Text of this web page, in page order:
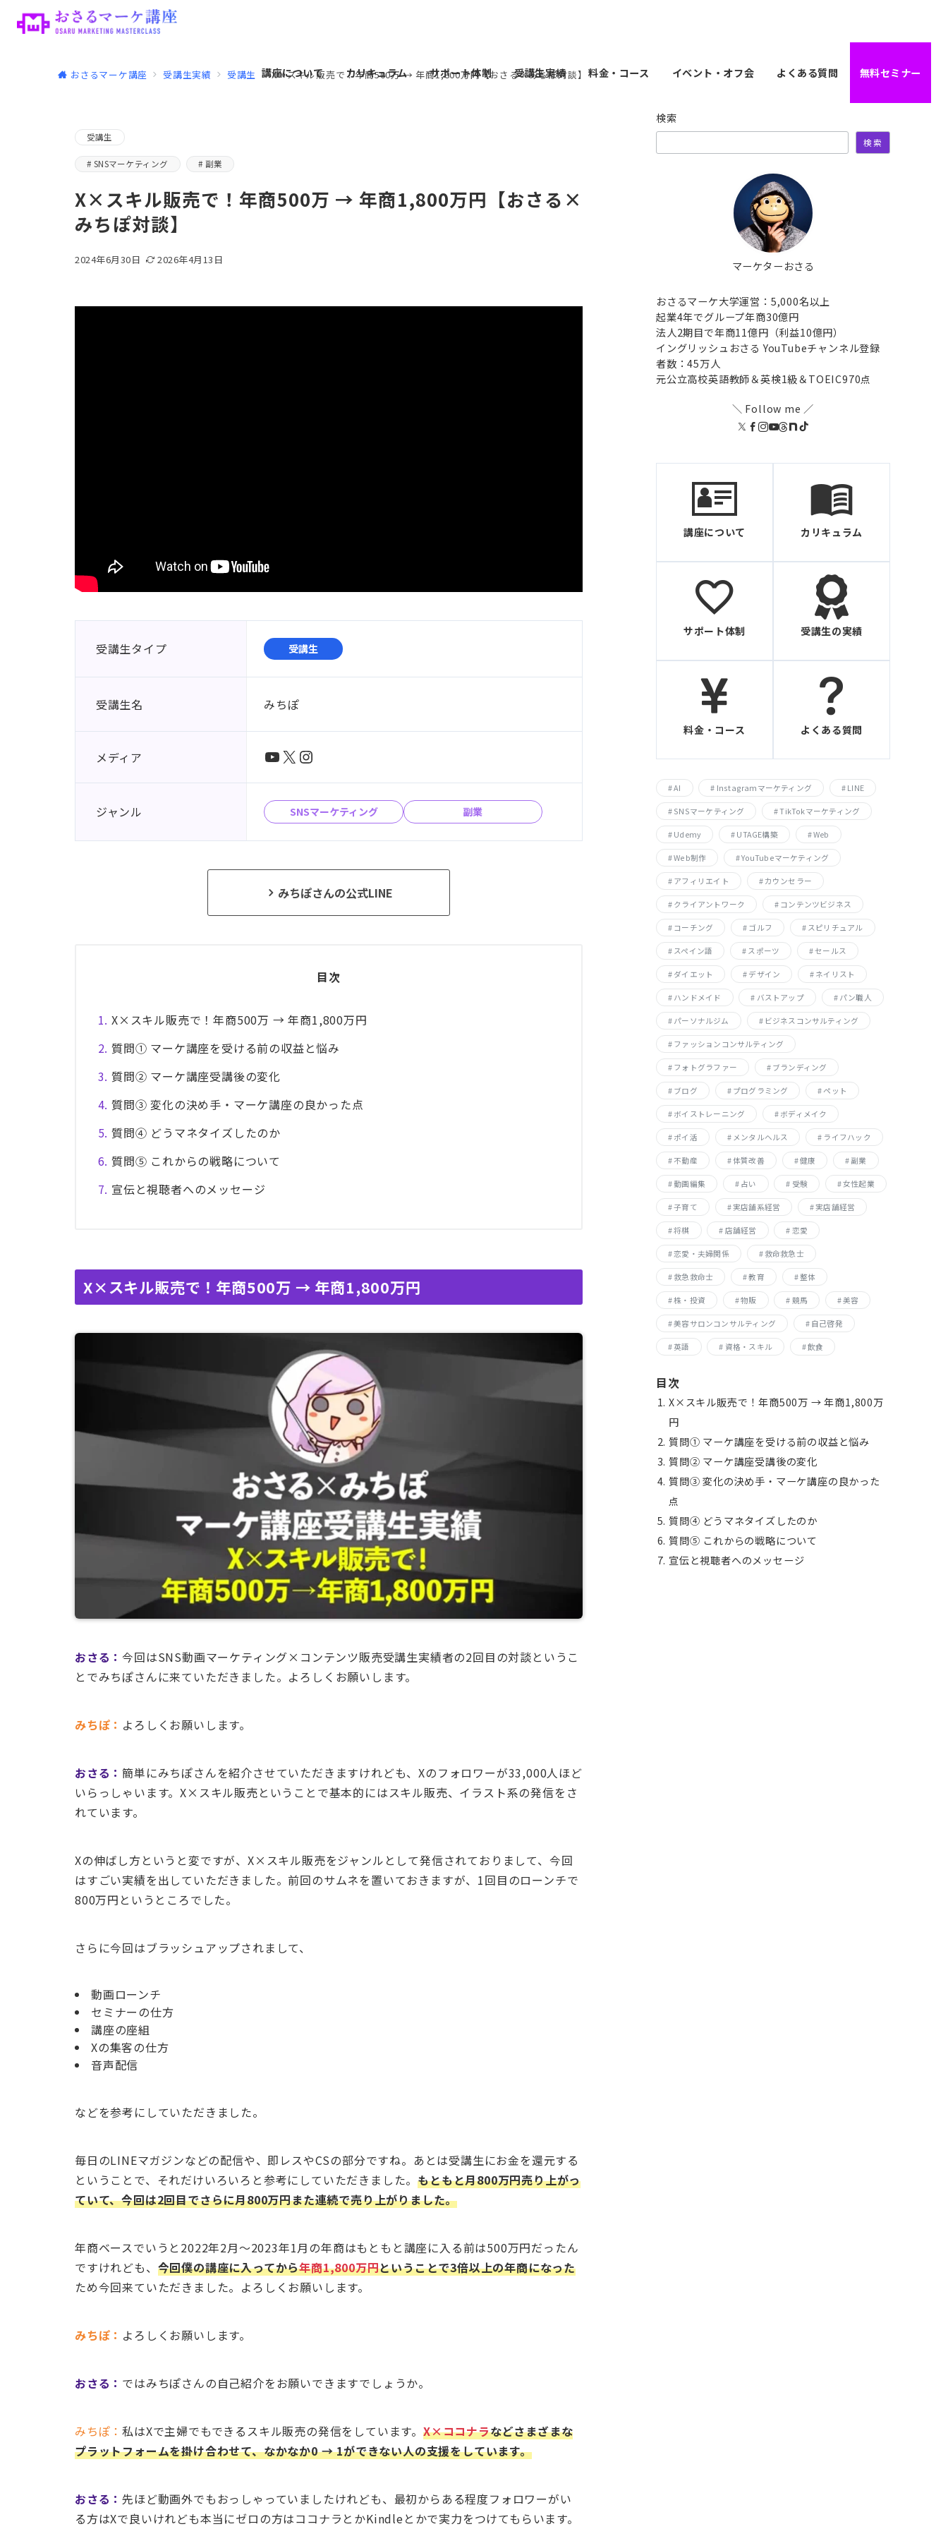
講座について カリキュラム サポート体制 受講生実績 料金・コース イベント・オフ会 よくある質問 無料セミナー
おさるマーケ講座 受講生実績 受講生 X×スキル販売で！年商500万 → 年商1,800万円【おさる×みちぽ対談】
受講生
SNSマーケティング 副業
X×スキル販売で！年商500万 → 年商1,800万円【おさる×
みちぽ対談】
2024年6月30日 2026年4月13日
受講生タイプ 受講生
受講生名 みちぽ
メディア YouTube
X Instagram
ジャンル SNSマーケティング 副業
みちぽさんの公式LINE
目次
X×スキル販売で！年商500万 → 年商1,800万円
質問① マーケ講座を受ける前の収益と悩み
質問② マーケ講座受講後の変化
質問③ 変化の決め手・マーケ講座の良かった点
質問④ どうマネタイズしたのか
質問⑤ これからの戦略について
宣伝と視聴者へのメッセージ
X×スキル販売で！年商500万 → 年商1,800万円
おさる：今回はSNS動画マーケティング×コンテンツ販売受講生実績者の2回目の対談というこ
とでみちぽさんに来ていただきました。よろしくお願いします。
みちぽ： よろしくお願いします。
おさる： 簡単にみちぽさんを紹介させていただきますけれども、Xのフォロワーが33,000人ほど
いらっしゃいます。X×スキル販売ということで基本的にはスキル販売、イラスト系の発信をさ
れています。
Xの伸ばし方というと変ですが、X×スキル販売をジャンルとして発信されておりまして、今回
はすごい実績を出していただきました。前回のサムネを置いておきますが、1回目のローンチで
800万円というところでした。
さらに今回はブラッシュアップされまして、
動画ローンチ
セミナーの仕方
講座の座組
Xの集客の仕方
音声配信
などを参考にしていただきました。
毎日のLINEマガジンなどの配信や、即レスやCSの部分ですね。あとは受講生にお金を還元する
ということで、それだけいろいろと参考にしていただきました。もともと月800万円売り上がっ
ていて、今回は2回目でさらに月800万円また連続で売り上がりました。
年商ベースでいうと2022年2月～2023年1月の年商はもともと講座に入る前は500万円だったん
ですけれども、 今回僕の講座に入ってから年商1,800万円ということで3倍以上の年商になった
ため今回来ていただきました。よろしくお願いします。
みちぽ： よろしくお願いします。
おさる： ではみちぽさんの自己紹介をお願いできますでしょうか。
みちぽ：私はXで主婦でもできるスキル販売の発信をしています。X×ココナラなどさまざまな
プラットフォームを掛け合わせて、なかなか0 → 1ができない人の支援をしています。
おさる：先ほど動画外でもおっしゃっていましたけれども、最初からある程度フォロワーがい
る方はXで良いけれども本当にゼロの方はココナラとかKindleとかで実力をつけてもらいます。
検索
検索
マーケターおさる
おさる​マーケ大学運営：5,000名以上​
起業4年で​グループ年商30億円
法人2期目で​年商11億円​（利益10億円）​
イングリッシュおさる​ YouTubeチャンネル登録
者数：45万人
元公立高校英語教師＆英検1級＆TOEIC970点
＼ Follow me ／
講座について カリキュラム
サポート体制 受講生の実績
料金・コース よくある質問
AI Instagramマーケティング LINE
SNSマーケティング TikTokマーケティング
Udemy UTAGE構築 Web
Web制作 YouTubeマーケティング
アフィリエイト カウンセラー
クライアントワーク コンテンツビジネス
コーチング ゴルフ スピリチュアル
スペイン語 スポーツ セールス
ダイエット デザイン ネイリスト
ハンドメイド バストアップ パン職人
パーソナルジム ビジネスコンサルティング
ファッションコンサルティング
フォトグラファー ブランディング
ブログ プログラミング ペット
ボイストレーニング ボディメイク
ポイ活 メンタルヘルス ライフハック
不動産 体質改善 健康 副業
動画編集 占い 受験 女性起業
子育て 実店舗系経営 実店舗経営
将棋 店舗経営 恋愛
恋愛・夫婦関係 救命救急士
救急救命士 教育 整体
株・投資 物販 競馬 美容
美容サロンコンサルティング 自己啓発
英語 資格・スキル 飲食
目次
X×スキル販売で！年商500万 → 年商1,800万
円
質問① マーケ講座を受ける前の収益と悩み
質問② マーケ講座受講後の変化
質問③ 変化の決め手・マーケ講座の良かった
点
質問④ どうマネタイズしたのか
質問⑤ これからの戦略について
宣伝と視聴者へのメッセージ